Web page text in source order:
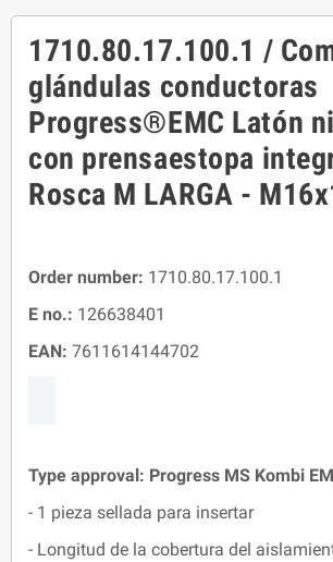
1710.80.17.100.1 /
glándulas conductoras
Progress®EMC Latón
con prensaestopa
Rosca M LARGA -
Order number: 1710.80.17.100.1
E no.: 126638401
EAN: 7611614144702
Type approval: Progress MS Kombi
- 1 pieza sellada para insertar
- Longitud de la cobertura del